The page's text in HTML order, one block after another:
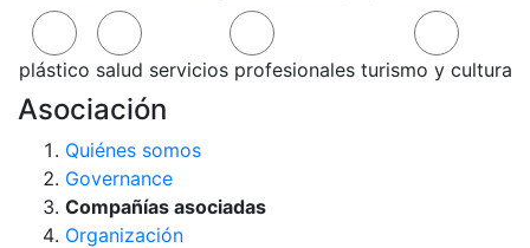
plástico salud servicios profesionales turismo y cultura
Asociación
Quiénes somos
Governance
Compañías asociadas
Organización